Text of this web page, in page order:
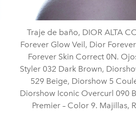
Traje de baño, DIOR ALTA
Forever Glow Veil, Dior
Forever Skin Correct 0N.
Styler 032 Dark Brown,
529 Beige, Diorshow 5
Diorshow Iconic Overcurl 090
Premier – Color 9. Majillas,